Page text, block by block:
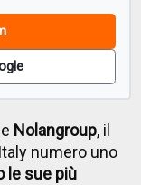
Nolangroup, il
numero uno
le sue più